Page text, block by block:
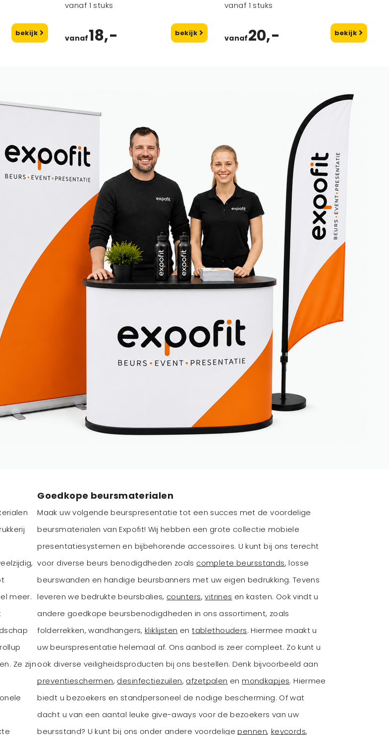
bekijk
vanaf 1 stuks
vanaf18,- bekijk
vanaf 1 stuks
vanaf20,- bekijk
meer.
Ze zijn
Goedkope beursmaterialen
Maak uw volgende beurspresentatie tot een succes met de voordelige
beursmaterialen van Expofit! Wij hebben een grote collectie mobiele
presentatiesystemen en bijbehorende accessoires. U kunt bij ons terecht
voor diverse beurs benodigdheden zoals complete beursstands, losse
beurswanden en handige beursbanners met uw eigen bedrukking. Tevens
leveren we bedrukte beursbalies, counters,vitrines en kasten. Ook vindt u
andere goedkope beursbenodigdheden in ons assortiment, zoals
folderrekken, wandhangers, kliklijsten entablethouders. Hiermee maakt u
uw beurspresentatie helemaal af. Ons aanbod is zeer compleet. Zo kunt u
ook diverse veiligheidsproducten bij ons bestellen. Denk bijvoorbeeld aan
preventieschermen, desinfectiezuilen, afzetpalen enmondkapjes. Hiermee
biedt u bezoekers en standpersoneel de nodige bescherming. Of wat
dacht u van een aantal leuke give-aways voor de bezoekers van uw
beursstand? U kunt bij ons onder andere voordeligepennen, keycords,